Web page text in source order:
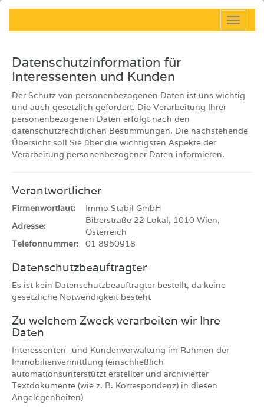
Datenschutzinformation für
Interessenten und Kunden
Der Schutz von personenbezogenen Daten ist uns wichtig
und auch gesetzlich gefordert. Die Verarbeitung Ihrer
personenbezogenen Daten erfolgt nach den
datenschutzrechtlichen Bestimmungen. Die nachstehende
Übersicht soll Sie über die wichtigsten Aspekte der
Verarbeitung personenbezogener Daten informieren.
Verantwortlicher
Firmenwortlaut:
Immo Stabil GmbH
Adresse:
Biberstraße 22 Lokal, 1010 Wien,
Österreich
Telefonnummer:
01 8950918
Datenschutzbeauftragter
Es ist kein Datenschutzbeauftragter bestellt, da keine
gesetzliche Notwendigkeit besteht
Zu welchem Zweck verarbeiten wir Ihre
Daten
Interessenten- und Kundenverwaltung im Rahmen der
Immobilienvermittlung (einschließlich
automationsunterstützt erstellter und archivierter
Textdokumente (wie z. B. Korrespondenz) in diesen
Angelegenheiten)